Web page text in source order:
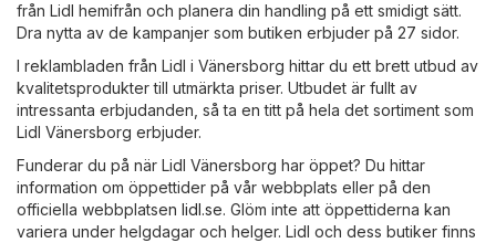
från Lidl hemifrån och planera din handling på ett smidigt sätt.
Dra nytta av de kampanjer som butiken erbjuder på 27 sidor.
I reklambladen från Lidl i Vänersborg hittar du ett brett utbud av
kvalitetsprodukter till utmärkta priser. Utbudet är fullt av
intressanta erbjudanden, så ta en titt på hela det sortiment som
Lidl Vänersborg erbjuder.
Funderar du på när Lidl Vänersborg har öppet? Du hittar
information om öppettider på vår webbplats eller på den
officiella webbplatsen lidl.se. Glöm inte att öppettiderna kan
variera under helgdagar och helger. Lidl och dess butiker finns